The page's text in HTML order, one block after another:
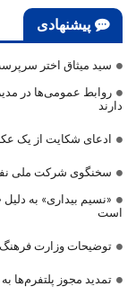
پیشنهادی
سید میثاق اختر
روابط عمومی‌ها در
دارند
ادعای شکایت از
سخنگوی شرکت ملی
«نسیم بیداری» به
است
توضیحات وزارت فرهنگ
تمدید مجوز